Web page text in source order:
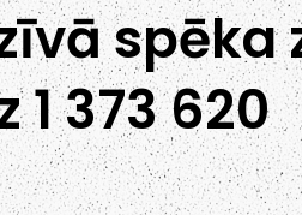
1 373 620